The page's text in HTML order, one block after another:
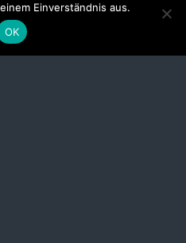
Einverständnis aus.
OK